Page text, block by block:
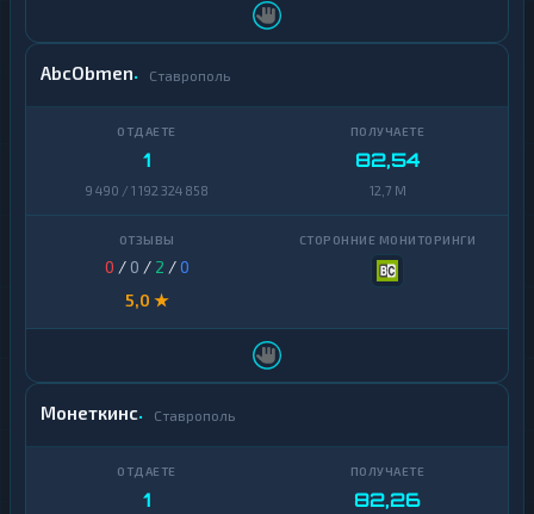
AbcObmen Ставрополь
1
9 490 / 1 192 324 858
82,54
12,7 M
0 / 0 / 2 /0
5,0 ★
Монеткинс Ставрополь
1 82,26